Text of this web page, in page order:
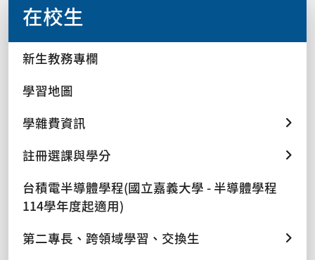
在校生
新生教務專欄
學習地圖
學雜費資訊
註冊選課與學分
台積電半導體學程(國立嘉義大學 - 半導體學程
114學年度起適用)
第二專長、跨領域學習、交換生